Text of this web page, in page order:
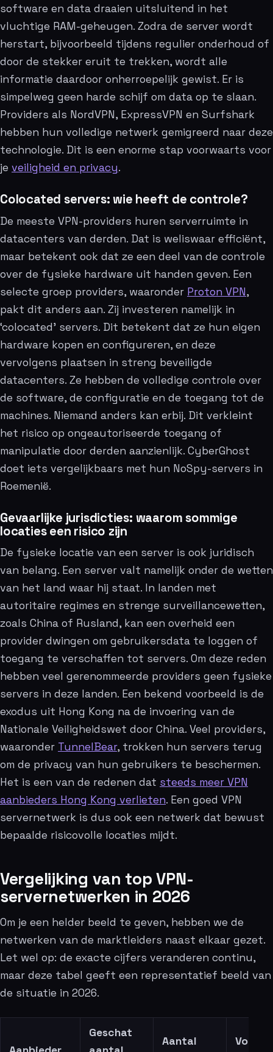
software en data draaien uitsluitend in het
vluchtige RAM-geheugen. Zodra de server wordt
herstart, bijvoorbeeld tijdens regulier onderhoud of
door de stekker eruit te trekken, wordt alle
informatie daardoor onherroepelijk gewist. Er is
simpelweg geen harde schijf om data op te slaan.
Providers als NordVPN, ExpressVPN en Surfshark
hebben hun volledige netwerk gemigreerd naar deze
technologie. Dit is een enorme stap voorwaarts voor
je veiligheid en privacy.
Colocated servers: wie heeft de controle?
De meeste VPN-providers huren serverruimte in
datacenters van derden. Dat is weliswaar efficiënt,
maar betekent ook dat ze een deel van de controle
over de fysieke hardware uit handen geven. Een
selecte groep providers, waaronder Proton VPN,
pakt dit anders aan. Zij investeren namelijk in
‘colocated’ servers. Dit betekent dat ze hun eigen
hardware kopen en configureren, en deze
vervolgens plaatsen in streng beveiligde
datacenters. Ze hebben de volledige controle over
de software, de configuratie en de toegang tot de
machines. Niemand anders kan erbij. Dit verkleint
het risico op ongeautoriseerde toegang of
manipulatie door derden aanzienlijk. CyberGhost
doet iets vergelijkbaars met hun NoSpy-servers in
Roemenië.
Gevaarlijke jurisdicties: waarom sommige
locaties een risico zijn
De fysieke locatie van een server is ook juridisch
van belang. Een server valt namelijk onder de wetten
van het land waar hij staat. In landen met
autoritaire regimes en strenge surveillancewetten,
zoals China of Rusland, kan een overheid een
provider dwingen om gebruikersdata te loggen of
toegang te verschaffen tot servers. Om deze reden
hebben veel gerenommeerde providers geen fysieke
servers in deze landen. Een bekend voorbeeld is de
exodus uit Hong Kong na de invoering van de
Nationale Veiligheidswet door China. Veel providers,
waaronder TunnelBear, trokken hun servers terug
om de privacy van hun gebruikers te beschermen.
Het is een van de redenen dat steeds meer VPN
aanbieders Hong Kong verlieten. Een goed VPN
servernetwerk is dus ook een netwerk dat bewust
bepaalde risicovolle locaties mijdt.
Vergelijking van top VPN-
servernetwerken in 2026
Om je een helder beeld te geven, hebben we de
netwerken van de marktleiders naast elkaar gezet.
Let wel op: de exacte cijfers veranderen continu,
maar deze tabel geeft een representatief beeld van
de situatie in 2026.
Geschat
Aantal